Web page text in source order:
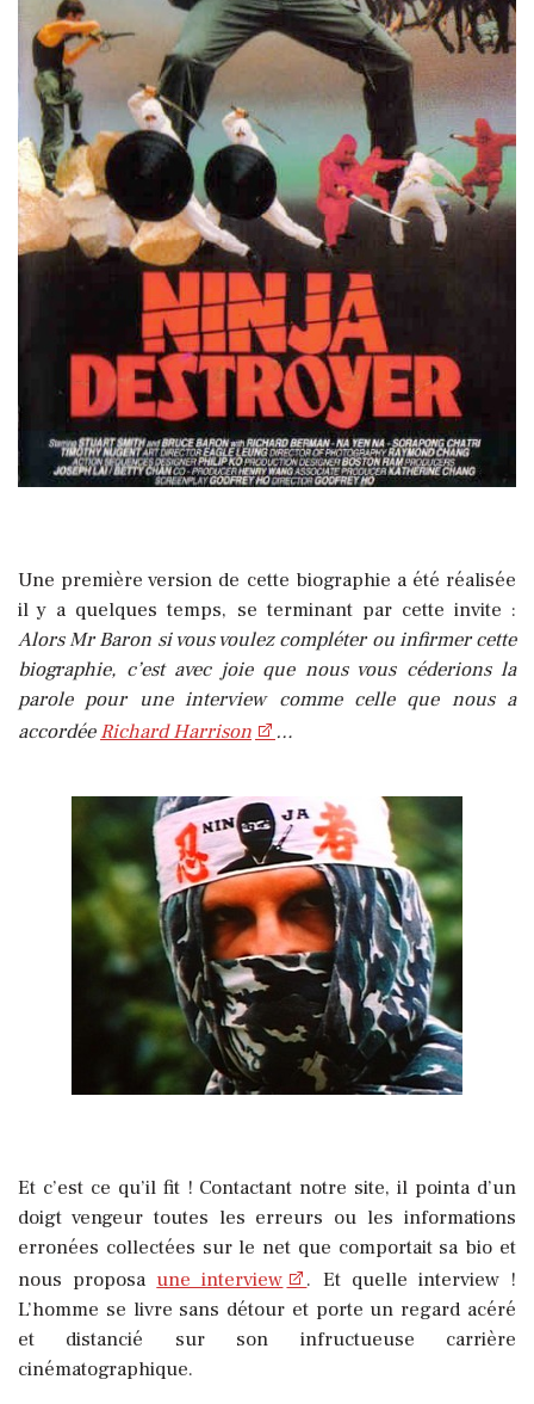
Une première version de cette biographie a été réalisée
il y a quelques temps, se terminant par cette invite :
Alors Mr Baron si vous voulez compléter ou infirmer cette
biographie, c’est avec joie que nous vous céderions la
parole pour une interview comme celle que nous a
accordéeRichard Harrison …
Et c’est ce qu’il fit ! Contactant notre site, il pointa d’un
doigt vengeur toutes les erreurs ou les informations
erronées collectées sur le net que comportait sa bio et
nous proposaune interview
. Et quelle interview !
L’homme se livre sans détour et porte un regard acéré
et distancié sur son infructueuse carrière
cinématographique.